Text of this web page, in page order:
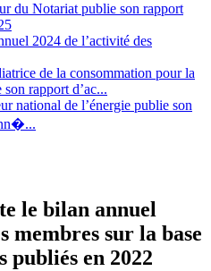
du Notariat publie son rapport
2024 de l’activité des
de la consommation pour la
rapport d’ac...
national de l’énergie publie son
le bilan annuel
membres sur la base
publiés en 2022